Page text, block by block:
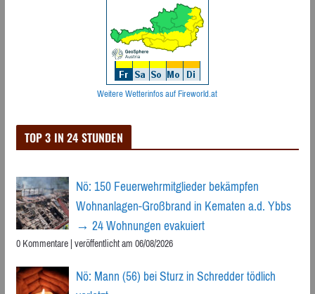
Weitere Wetterinfos auf Fireworld.at
TOP 3 IN 24 STUNDEN
Nö: 150 Feuerwehrmitglieder bekämpfen
Wohnanlagen-Großbrand in Kematen a.d. Ybbs
→ 24 Wohnungen evakuiert
0 Kommentare|veröffentlicht am 06/08/2026
Nö: Mann (56) bei Sturz in Schredder tödlich